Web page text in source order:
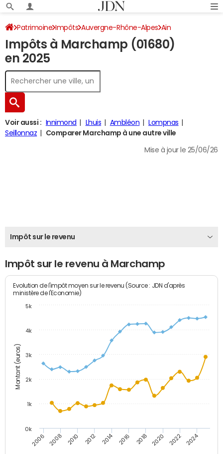
Patrimoine Impôts Auvergne-Rhône-Alpes Ain
Marchamp Impôt sur le revenu
Impôts à Marchamp (01680)
en 2025
Voir aussi : Innimond Lhuis Ambléon
Lompnas
Seillonnaz
Comparer Marchamp à une autre ville
Mise à jour le 25/06/26
Impôt sur le revenu
Impôt sur le revenu à Marchamp
Montant (euros)
Evolution de l'impôt moyen sur le revenu (Source : JDN d'après
ministère de l'Economie)
2006 2008 2010 2012 2014 2016 2018 2020 2022 2024
0k
1k
2k
3k
4k
5k